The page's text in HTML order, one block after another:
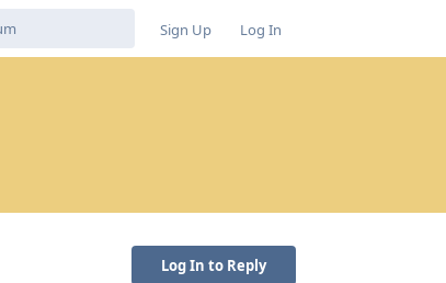
Sign Up Log In
Log In to Reply